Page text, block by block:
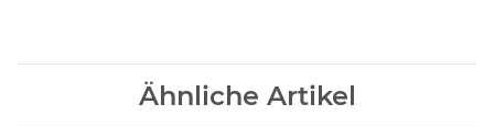
Ähnliche Artikel